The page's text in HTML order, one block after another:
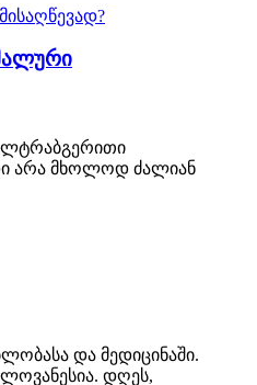
არა მხოლოდ ძალიან
და მედიცინაში.
დღეს,